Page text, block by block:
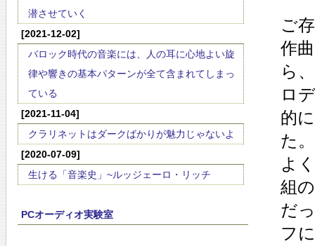
潜させていく
[2021-12-02]
バロック時代の音楽には、人の耳に心地よい旋
律や響きの基本パターンが全て含まれてしまっ
ている
[2021-11-04]
クラリネットはダークばかりが魅力じゃないよ
[2020-07-09]
生ける「音楽史」~ルッジェーロ・リッチ
PCオーディオ実験室
ご
作
ら
ロ
的
た。
よ
組
だ
フ